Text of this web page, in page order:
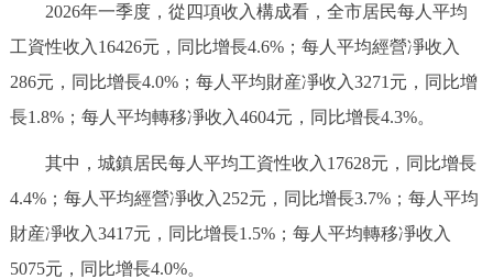
政務服務
便民服務 利企服務 投資項目
仲介服務 陽光政務
2026年一季度，從四項收入構成看，全市居民每人平均
工資性收入16426元，同比增長4.6%；每人平均經營凈收入
286元，同比增長4.0%；每人平均財産凈收入3271元，同比增
長1.8%；每人平均轉移凈收入4604元，同比增長4.3%。
其中，城鎮居民每人平均工資性收入17628元，同比增長
4.4%；每人平均經營凈收入252元，同比增長3.7%；每人平均
財産凈收入3417元，同比增長1.5%；每人平均轉移凈收入
5075元，同比增長4.0%。